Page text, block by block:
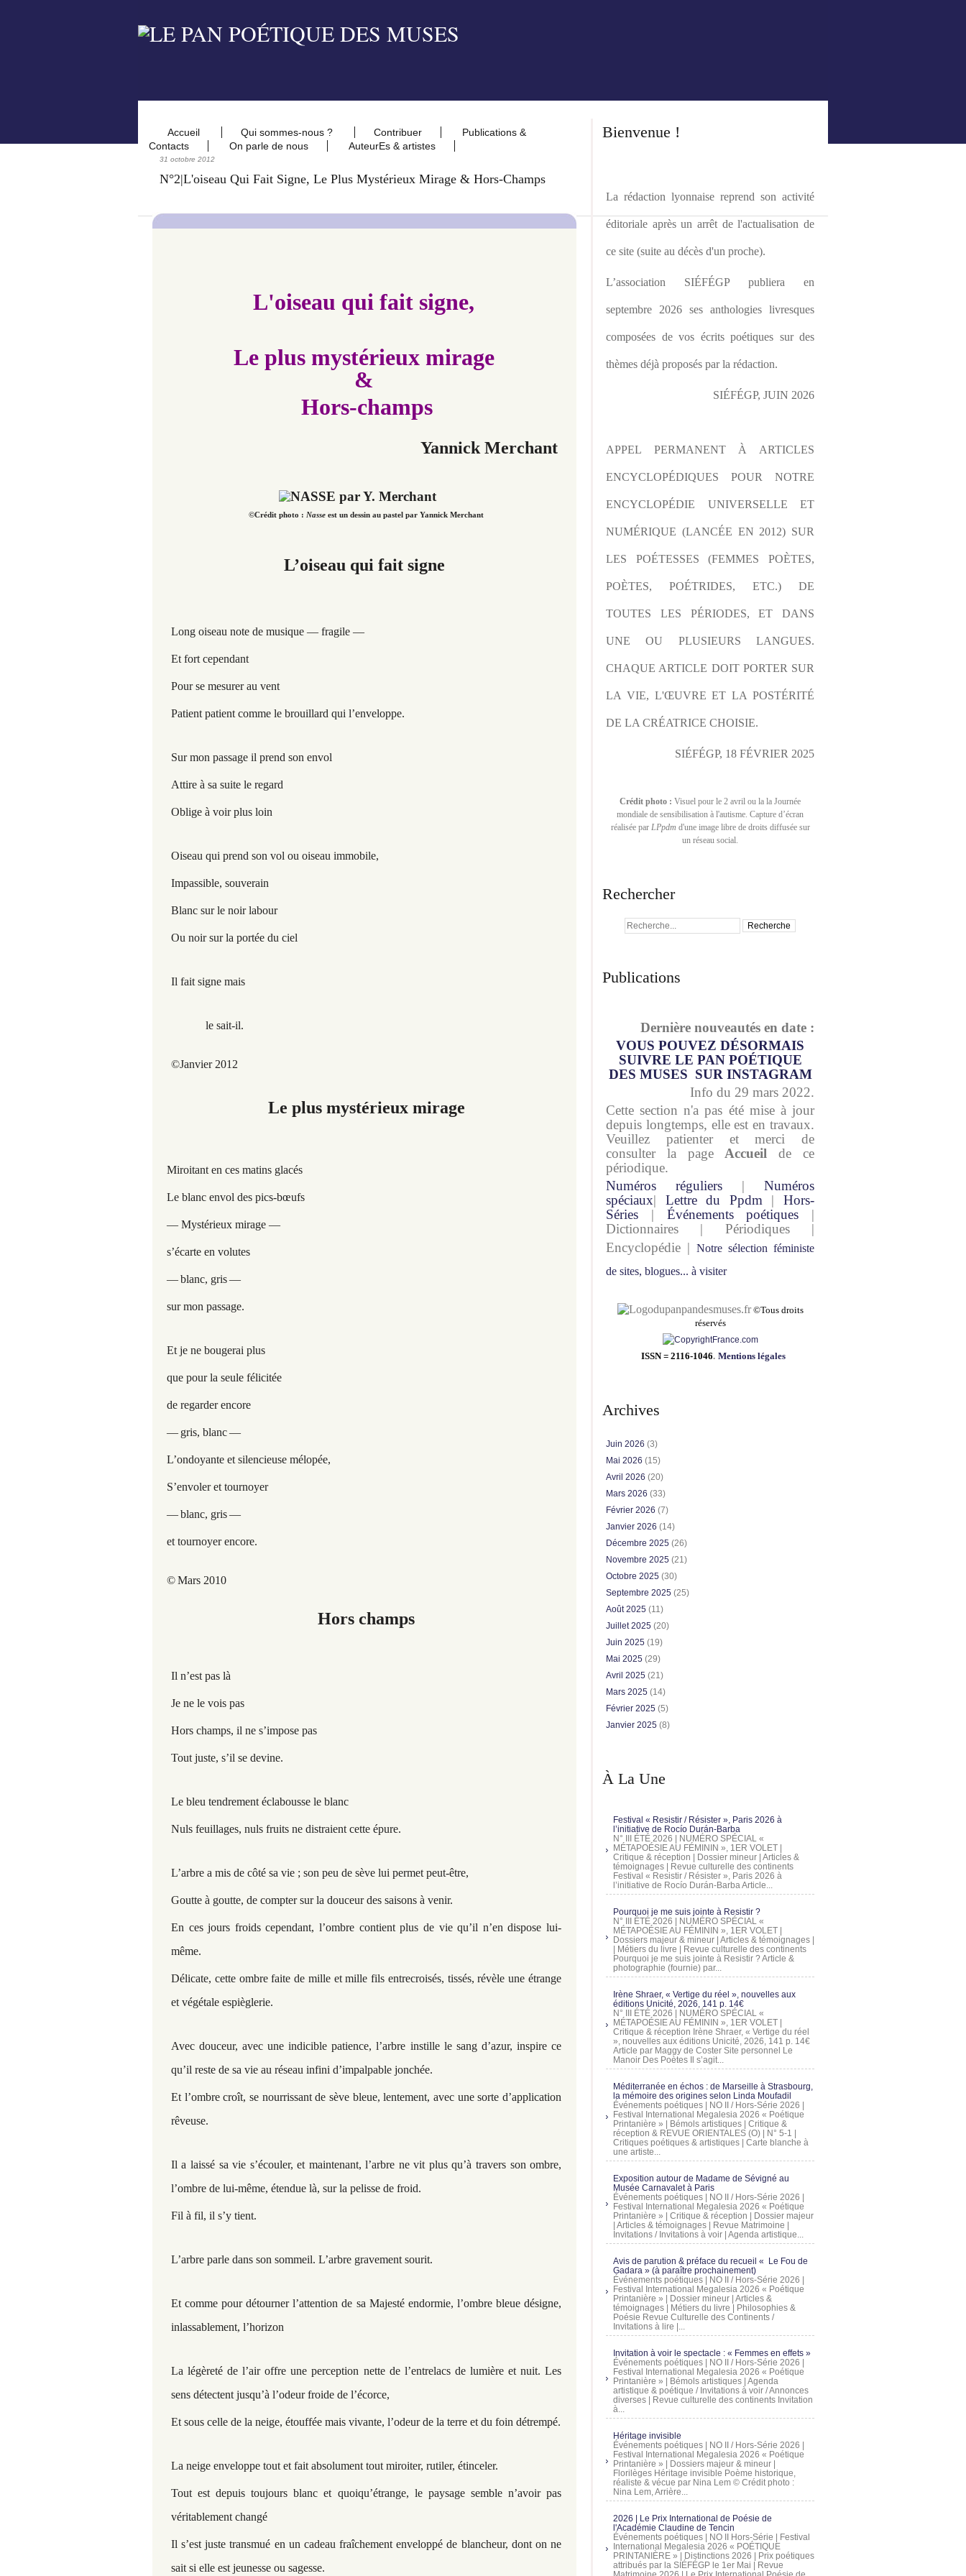
Accueil Qui sommes-nous ? Contribuer
Publications &
Contacts
On parle de nous AuteurEs & artistes
31 octobre 2012
N°2|L'oiseau Qui Fait Signe, Le Plus Mystérieux Mirage & Hors-Champs
L'oiseau qui fait signe,
Le plus mystérieux mirage
&
Hors-champs
Yannick Merchant
©Crédit photo : Nasse est un dessin au pastel par Yannick Merchant
L’oiseau qui fait signe
Long oiseau note de musique — fragile —
Et fort cependant
Pour se mesurer au vent
Patient patient comme le brouillard qui l’enveloppe.
Sur mon passage il prend son envol
Attire à sa suite le regard
Oblige à voir plus loin
Oiseau qui prend son vol ou oiseau immobile,
Impassible, souverain
Blanc sur le noir labour
Ou noir sur la portée du ciel
Il fait signe mais
le sait-il.
©Janvier 2012
Le plus mystérieux mirage
Miroitant en ces matins glacés
Le blanc envol des pics-bœufs
— Mystérieux mirage —
s’écarte en volutes
—blanc, gris—
sur mon passage.
Et je ne bougerai plus
que pour la seule félicitée
de regarder encore
— gris, blanc—
L’ondoyante et silencieuse mélopée,
S’envoler et tournoyer
—blanc, gris—
et tournoyer encore.
©Mars 2010
Hors champs
Il n’est pas là
Je ne le vois pas
Hors champs, il ne s’imposepas
Tout juste, s’il se devine.
Le bleu tendrement éclabousse le blanc
Nuls feuillages, nuls fruits ne distraient cette épure.
L’arbre a mis de côté sa vie ; son peu de sève lui permet peut-être,
Goutte à goutte, de compter sur la douceur des saisons à venir.
En ces jours froids cependant, l’ombre contient plus de vie qu’il n’en dispose lui-
même.
Délicate, cette ombre faite de mille et mille fils entrecroisés, tissés, révèle une étrange
et végétale espièglerie.
Avec douceur, avec une indicible patience, l’arbre instille le sang d’azur, inspire ce
qu’il reste de sa vie au réseau infini d’impalpable jonchée.
Et l’ombre croît, se nourrissant de sève bleue, lentement, avec une sorte d’application
rêveuse.
Il a laissé sa vie s’écouler, et maintenant, l’arbre ne vit plus qu’à travers son ombre,
l’ombre de lui-même, étendue là, sur la pelisse de froid.
Fil à fil, il s’y tient.
L’arbre parle dans son sommeil. L’arbre gravement sourit.
Et comme pour détourner l’attention de sa Majesté endormie, l’ombre bleue désigne,
inlassablement, l’horizon
La légèreté de l’air offre une perception nette de l’entrelacs de lumière et nuit. Les
sens détectent jusqu’à l’odeur froide de l’écorce,
Et sous celle de la neige, étouffée mais vivante, l’odeur de la terre et du foin détrempé.
La neige enveloppe tout et fait absolument tout miroiter, rutiler, étinceler.
Tout est depuis toujours blanc et quoiqu’étrange, le paysage semble n’avoir pas
véritablement changé
Il s’est juste transmué en un cadeau fraîchement enveloppé de blancheur, dont on ne
sait si elle est jeunesse ou sagesse.
Bienvenue !
La rédaction lyonnaise reprend son activité
éditoriale après un arrêt de l'actualisation de
ce site (suite au décès d'un proche).
L’association SIÉFÉGP publiera en
septembre 2026 ses anthologies livresques
composées de vos écrits poétiques sur des
thèmes déjà proposés par la rédaction.
SIÉFÉGP, JUIN 2026
APPEL PERMANENT À ARTICLES
ENCYCLOPÉDIQUES POUR NOTRE
ENCYCLOPÉDIE UNIVERSELLE ET
NUMÉRIQUE (LANCÉE EN 2012) SUR
LES POÉTESSES (FEMMES POÈTES,
POÈTES, POÉTRIDES, ETC.) DE
TOUTES LES PÉRIODES, ET DANS
UNE OU PLUSIEURS LANGUES.
CHAQUE ARTICLE DOIT PORTER SUR
LA VIE, L'ŒUVRE ET LA POSTÉRITÉ
DE LA CRÉATRICE CHOISIE.
SIÉFÉGP, 18 FÉVRIER 2025
Crédit photo : Visuel pour le 2 avril ou la la Journée
mondiale de sensibilisation à l'autisme. Capture d’écran
réalisée par LPpdm d'une image libre de droits diffusée sur
un réseau social.
Rechercher
Publications
Dernière nouveautés en date :
VOUS POUVEZ DÉSORMAIS
SUIVRE LE PAN POÉTIQUE
DES MUSES SUR INSTAGRAM
Info du 29 mars 2022.
Cette section n'a pas été mise à jour
depuis longtemps, elle est en travaux.
Veuillez patienter et merci de
consulter la page Accueil de ce
périodique.
Numéros réguliers | Numéros
spéciaux| Lettre du Ppdm |Hors-
Séries | Événements poétiques |
Dictionnaires | Périodiques |
Encyclopédie | Notre sélection féministe
de sites, blogues... à visiter
pandesmuses.fr ©Tous droits
réservés
ISSN = 2116-1046. Mentions légales
Archives
Juin 2026 (3)
Mai 2026 (15)
Avril 2026 (20)
Mars 2026 (33)
Février 2026 (7)
Janvier 2026 (14)
Décembre 2025 (26)
Novembre 2025 (21)
Octobre 2025 (30)
Septembre 2025 (25)
Août 2025 (11)
Juillet 2025 (20)
Juin 2025 (19)
Mai 2025 (29)
Avril 2025 (21)
Mars 2025 (14)
Février 2025 (5)
Janvier 2025 (8)
À La Une
Festival « Resistir / Résister », Paris 2026 à
l’initiative de Rocío Durán-Barba
N° III ÉTÉ 2026 | NUMÉRO SPÉCIAL «
MÉTAPOÉSIE AU FÉMININ », 1ER VOLET |
Critique & réception | Dossier mineur | Articles &
témoignages | Revue culturelle des continents
Festival « Resistir / Résister », Paris 2026 à
l’initiative de Rocío Durán-Barba Article...
Pourquoi je me suis jointe à Resistir ?
N° III ÉTÉ 2026 | NUMÉRO SPÉCIAL «
MÉTAPOÉSIE AU FÉMININ », 1ER VOLET |
Dossiers majeur & mineur | Articles & témoignages |
| Métiers du livre | Revue culturelle des continents
Pourquoi je me suis jointe à Resistir ? Article &
photographie (fournie) par...
Irène Shraer, « Vertige du réel », nouvelles aux
éditions Unicité, 2026, 141 p. 14€
N° III ÉTÉ 2026 | NUMÉRO SPÉCIAL «
MÉTAPOÉSIE AU FÉMININ », 1ER VOLET |
Critique & réception Irène Shraer, « Vertige du réel
», nouvelles aux éditions Unicité, 2026, 141 p. 14€
Article par Maggy de Coster Site personnel Le
Manoir Des Poètes Il s’agit...
Méditerranée en échos : de Marseille à Strasbourg,
la mémoire des origines selon Linda Moufadil
Événements poétiques | NO II / Hors-Série 2026 |
Festival International Megalesia 2026 « Poétique
Printanière » | Bémols artistiques | Critique &
réception & REVUE ORIENTALES (O) | N° 5-1 |
Critiques poétiques & artistiques | Carte blanche à
une artiste...
Exposition autour de Madame de Sévigné au
Musée Carnavalet à Paris
Événements poétiques | NO II / Hors-Série 2026 |
Festival International Megalesia 2026 « Poétique
Printanière » | Critique & réception | Dossier majeur
| Articles & témoignages | Revue Matrimoine |
Invitations / Invitations à voir | Agenda artistique...
Avis de parution & préface du recueil « Le Fou de
Gadara » (à paraître prochainement)
Événements poétiques | NO II / Hors-Série 2026 |
Festival International Megalesia 2026 « Poétique
Printanière » | Dossier mineur | Articles &
témoignages | Métiers du livre | Philosophies &
Poésie Revue Culturelle des Continents /
Invitations à lire |...
Invitation à voir le spectacle : « Femmes en effets »
Événements poétiques | NO II / Hors-Série 2026 |
Festival International Megalesia 2026 « Poétique
Printanière » | Bémols artistiques | Agenda
artistique & poétique / Invitations à voir / Annonces
diverses | Revue culturelle des continents Invitation
à...
Héritage invisible
Événements poétiques | NO II / Hors-Série 2026 |
Festival International Megalesia 2026 « Poétique
Printanière » | Dossiers majeur & mineur |
Florilèges Héritage invisible Poème historique,
réaliste & vécue par Nina Lem © Crédit photo :
Nina Lem, Arrière...
2026 | Le Prix International de Poésie de
l'Académie Claudine de Tencin
Événements poétiques | NO II Hors-Série | Festival
International Megalesia 2026 « POÉTIQUE
PRINTANIÈRE » | Distinctions 2026 | Prix poétiques
attribués par la SIÉFÉGP le 1er Mai | Revue